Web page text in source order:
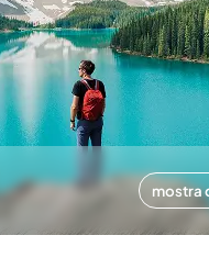
mostra